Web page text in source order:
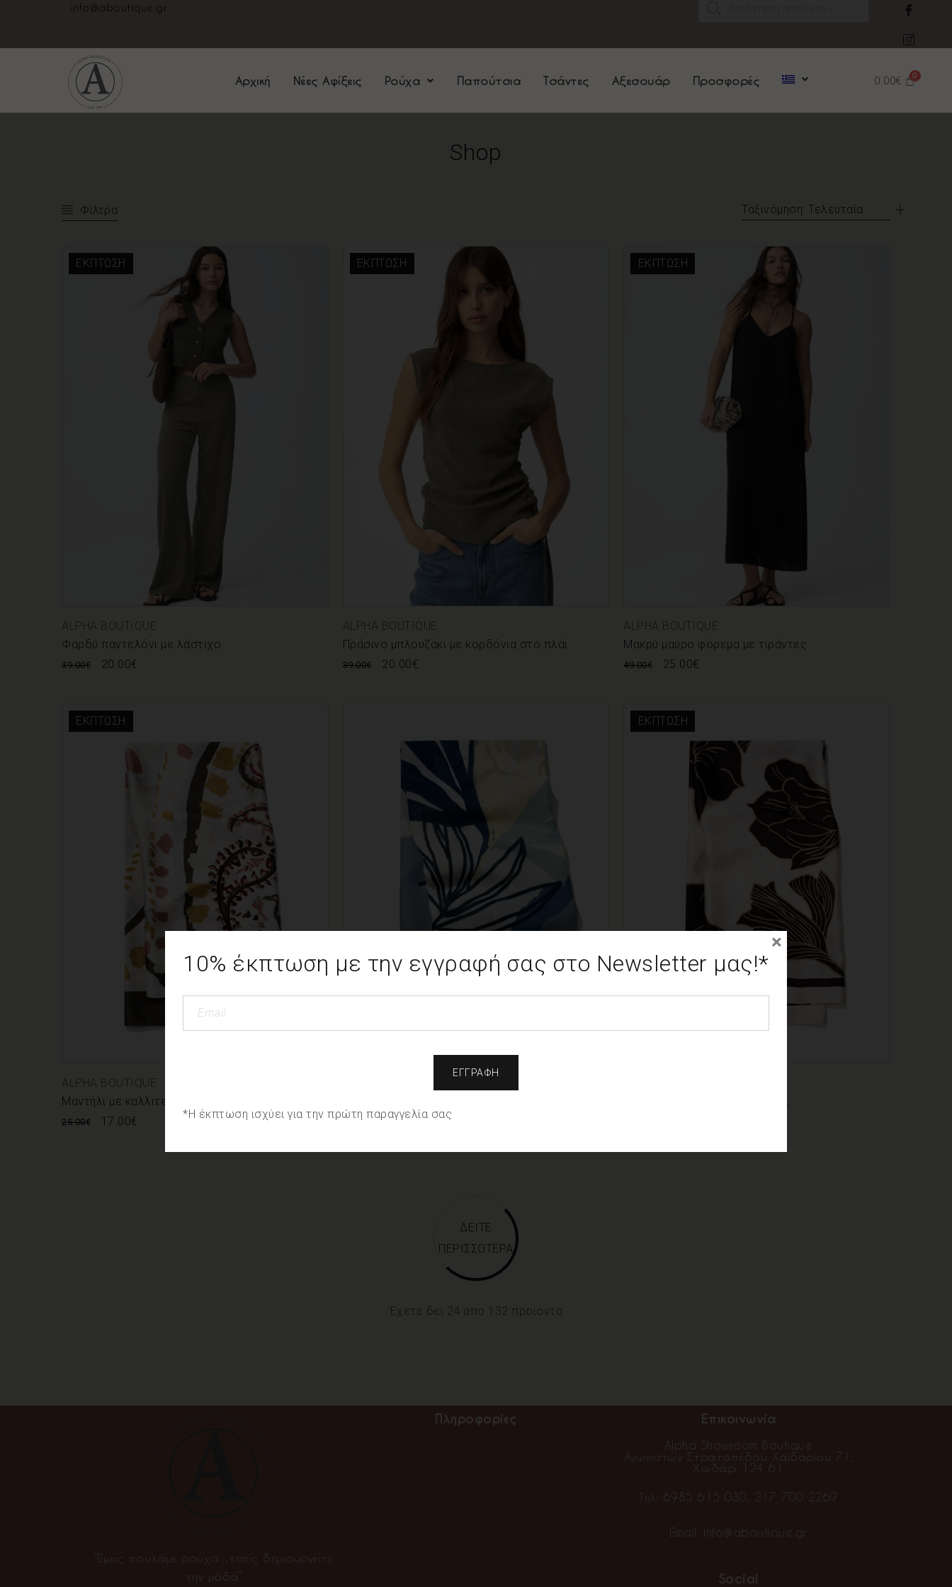
info@aboutique.gr
Αρχική Νέες Αφίξεις Ρούχα Παπούτσια Τσάντες Αξεσουάρ Προσφορές 0.00€
Shop
Φίλτρα Ταξινόμηση: Τελευταία
ΈΚΠΤΩΣΗ
ALPHA BOUTIQUE
Φαρδύ παντελόνι με λάστιχο
39.00€ 20.00€
ΈΚΠΤΩΣΗ
ALPHA BOUTIQUE
Πράσινο μπλουζάκι με κορδόνια στο πλάι
39.00€ 20.00€
ΈΚΠΤΩΣΗ
ALPHA BOUTIQUE
Μακρύ μαύρο φόρεμα με τιράντες
49.00€ 25.00€
ΈΚΠΤΩΣΗ
ALPHA BOUTIQUE
Μαντήλι με καλλιτεχνικό σχέδιο
25.00€ 17.00€
25.00€
ΈΚΠΤΩΣΗ
Σκούρο καφέ φουλάρι φλοράλ
ΔΕΙΤΕ
ΠΕΡΙΣΣΟΤΕΡΑ
Έχετε δει 24 απο 132 προϊόντα
“Εμείς πουλάμε ρούχα…εσείς δημιουργείτε
την μόδα”
Πληροφορίες Επικοινωνία
Alpha Showroom Boutique
Αγωνιστών Στρατοπέδου Χαϊδαρίου 71,
Χαϊδάρι 124 61
Τηλ: 6985 615 030 217 700 2269
Email: info@aboutique.gr
Social
συνεχίσετε να χρησιμοποιείτε τη σελίδα, θα
Αποδοχή όλων
10% έκπτωση με την εγγραφή σας στο Newsletter μας!*
*Η έκπτωση ισχύει για την πρώτη παραγγελία σας
×